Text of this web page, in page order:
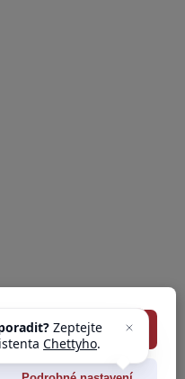
Souhlasím se vším
Zeptejte
Chettyho.